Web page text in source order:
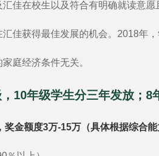
佳在校生以及符合有明确就读意
佳获得最佳发展的机会。2018年
庭经济条件无关。
10年级学生分三年发放；
奖金额度3万-15万（具体根据综合